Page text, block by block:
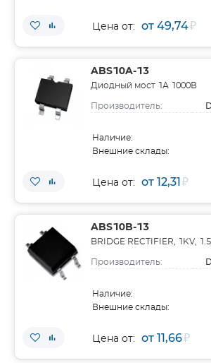
Цена от: от 49,74₽
ABS10A-13
Диодный мост 1А 1000В
Производитель:
Наличие:
Внешние склады:
Цена от: от 12,31₽
ABS10B-13
BRIDGE RECTIFIER, 1KV,
Производитель:
Наличие:
Внешние склады:
Цена от: от 11,66₽